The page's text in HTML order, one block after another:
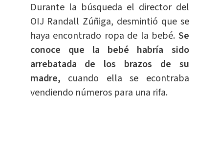
Durante la búsqueda el director del
OIJ Randall Zúñiga, desmintió que se
haya encontrado ropa de la bebé. Se
conoce que la bebé habría sido
arrebatada de los brazos de su
madre, cuando ella se econtraba
vendiendo números para una rifa.